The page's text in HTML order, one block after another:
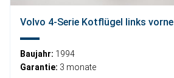
Volvo 4-Serie Kotflügel links vorne
Baujahr: 1994
Garantie: 3 monate